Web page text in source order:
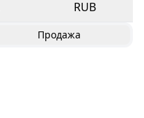
RUB
Продажа